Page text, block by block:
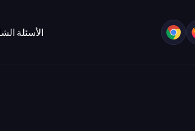
الأسئلة